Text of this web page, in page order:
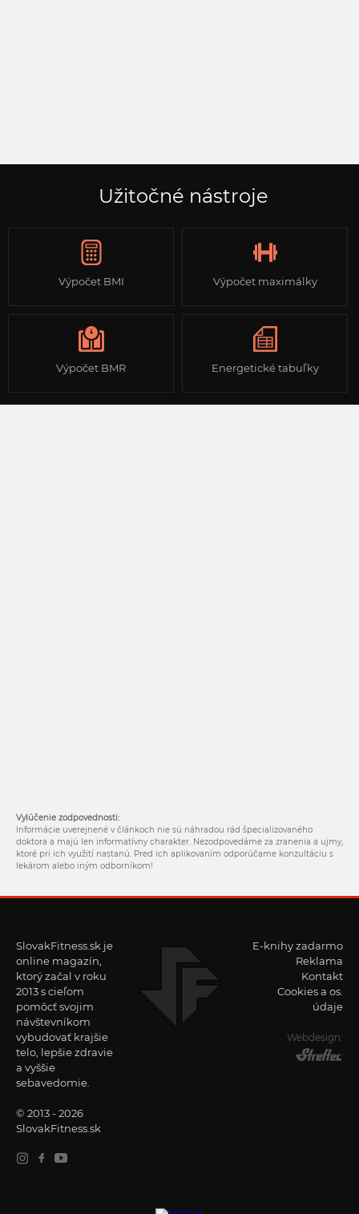
Užitočné nástroje
Výpočet BMI Výpočet maximálky
Výpočet BMR Energetické tabuľky
Vylúčenie zodpovednosti:
Informácie uverejnené v článkoch nie sú náhradou rád špecializovaného
doktora a majú len informatívny charakter. Nezodpovedáme za zranenia a ujmy,
ktoré pri ich využití nastanú. Pred ich aplikovaním odporúčame konzultáciu s
lekárom alebo iným odborníkom!
SlovakFitness.sk je
online magazín,
ktorý začal v roku
2013 s cieľom
pomôcť svojim
návštevníkom
vybudovať krajšie
telo, lepšie zdravie
a vyššie
sebavedomie.
© 2013 - 2026
SlovakFitness.sk
E-knihy zadarmo
Reklama
Kontakt
Cookies a os.
údaje
Webdesign: